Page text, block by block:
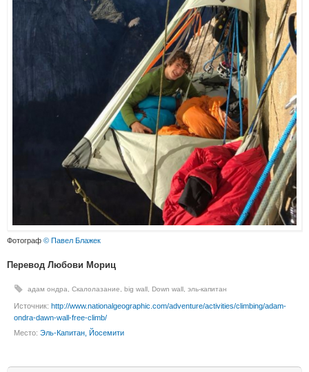
Фотограф © Павел Блажек
Перевод Любови Мориц
адам ондра Скалолазание big wall Down wall эль-капитан
Источник: http://www.nationalgeographic.com/adventure/activities/climbing/adam-
ondra-dawn-wall-free-climb/
Место: Эль-Капитан, Йосемити